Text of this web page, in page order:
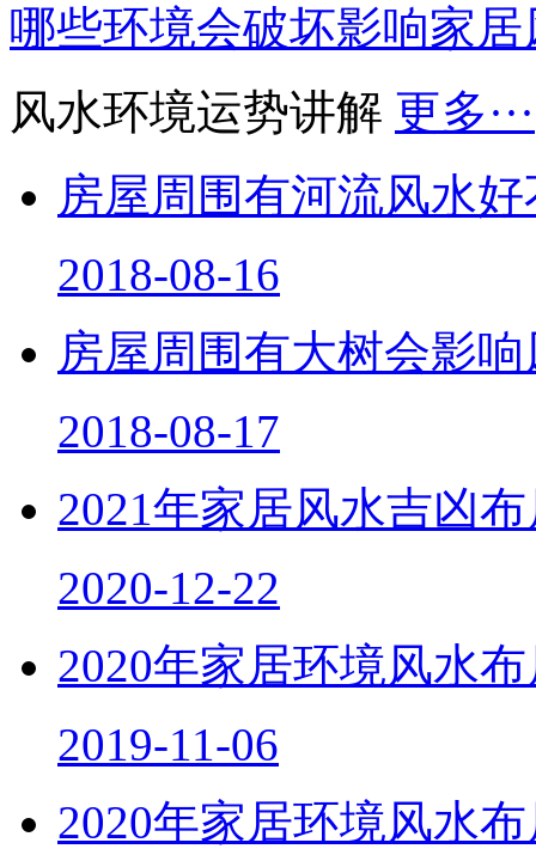
哪些环境会破坏影响家居
风水环境运势讲解 更多···
房屋周围有河流风水
2018-08-16
房屋周围有大树会影
2018-08-17
2021年家居风水吉凶
2020-12-22
2020年家居环境风水
2019-11-06
2020年家居环境风水